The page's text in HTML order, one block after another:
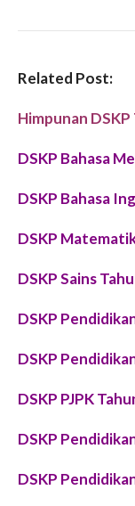
Related Post:
Himpunan DSKP
DSKP Bahasa
DSKP Bahasa
DSKP
DSKPSains
DSKP
DSKP
DSKP PJPK
DSKP
DSKP